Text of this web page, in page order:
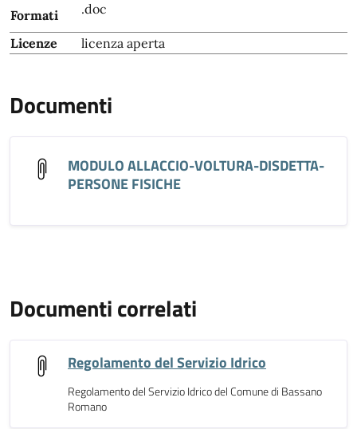
Formati .doc
Licenze licenza aperta
Documenti
MODULO ALLACCIO-VOLTURA-DISDETTA-
PERSONE FISICHE
Documenti correlati
Regolamento del Servizio Idrico
Regolamento del Servizio Idrico del Comune di Bassano
Romano